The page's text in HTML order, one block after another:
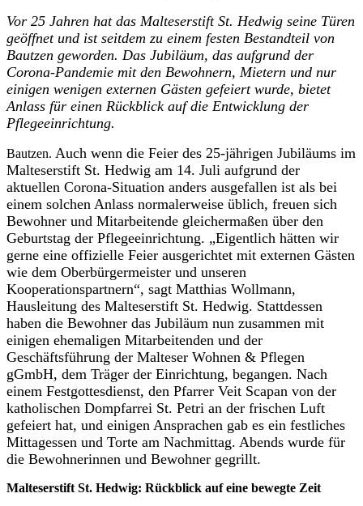
Vor 25 Jahren hat das Malteserstift St. Hedwig seine Türen
geöffnet und ist seitdem zu einem festen Bestandteil von
Bautzen geworden. Das Jubiläum, das aufgrund der
Corona-Pandemie mit den Bewohnern, Mietern und nur
einigen wenigen externen Gästen gefeiert wurde, bietet
Anlass für einen Rückblick auf die Entwicklung der
Pflegeeinrichtung.
Bautzen. Auch wenn die Feier des 25-jährigen Jubiläums im
Malteserstift St. Hedwig am 14. Juli aufgrund der
aktuellen Corona-Situation anders ausgefallen ist als bei
einem solchen Anlass normalerweise üblich, freuen sich
Bewohner und Mitarbeitende gleichermaßen über den
Geburtstag der Pflegeeinrichtung. „Eigentlich hätten wir
gerne eine offizielle Feier ausgerichtet mit externen Gästen
wie dem Oberbürgermeister und unseren
Kooperationspartnern“, sagt Matthias Wollmann,
Hausleitung des Malteserstift St. Hedwig. Stattdessen
haben die Bewohner das Jubiläum nun zusammen mit
einigen ehemaligen Mitarbeitenden und der
Geschäftsführung der Malteser Wohnen & Pflegen
gGmbH, dem Träger der Einrichtung, begangen. Nach
einem Festgottesdienst, den Pfarrer Veit Scapan von der
katholischen Dompfarrei St. Petri an der frischen Luft
gefeiert hat, und einigen Ansprachen gab es ein festliches
Mittagessen und Torte am Nachmittag. Abends wurde für
die Bewohnerinnen und Bewohner gegrillt.
Malteserstift St. Hedwig: Rückblick auf eine bewegte Zeit